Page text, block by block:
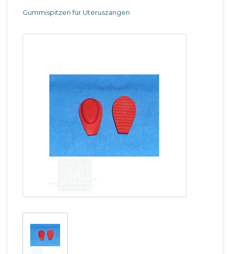
Gummispitzen für Uteruszangen